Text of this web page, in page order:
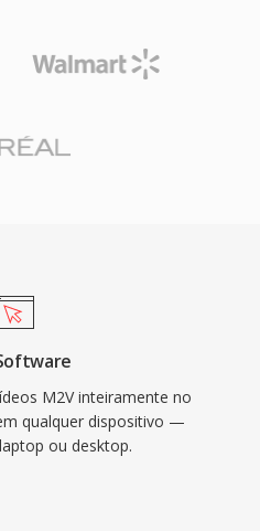
M2V inteiramente no
qualquer dispositivo —
ou desktop.